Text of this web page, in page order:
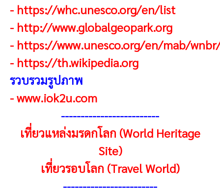
- https://whc.unesco.org/en/list
- http://www.globalgeopark.org
- https://www.unesco.org/en/mab/
- https://th.wikipedia.org
รวบรวมรูปภาพ
-www.iok2u.com
-------------------------
เที่ยวแหล่งมรดกโลก (World Heritage
Site)
เที่ยวรอบโลก (Travel World)
------------------------